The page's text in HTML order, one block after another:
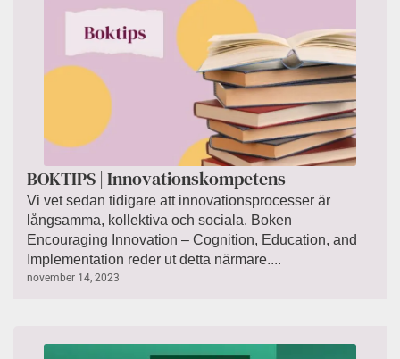
BOKTIPS | Innovationskompetens
Vi vet sedan tidigare att innovationsprocesser är
långsamma, kollektiva och sociala. Boken
Encouraging Innovation – Cognition, Education, and
Implementation reder ut detta närmare....
november 14, 2023